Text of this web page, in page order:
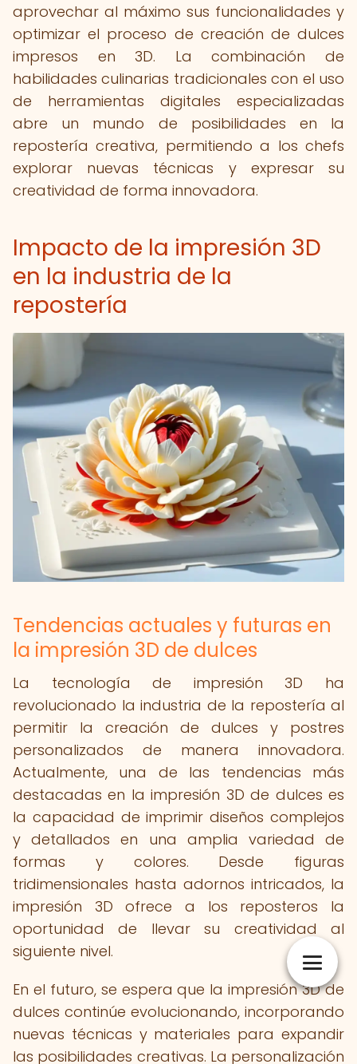
aprovechar al máximo sus funcionalidades y
optimizar el proceso de creación de dulces
impresos en 3D. La combinación de
habilidades culinarias tradicionales con el uso
de herramientas digitales especializadas
abre un mundo de posibilidades en la
repostería creativa, permitiendo a los chefs
explorar nuevas técnicas y expresar su
creatividad de forma innovadora.
Impacto de la impresión 3D
en la industria de la
repostería
Tendencias actuales y futuras en
la impresión 3D de dulces
La tecnología de impresión 3D ha
revolucionado la industria de la repostería al
permitir la creación de dulces y postres
personalizados de manera innovadora.
Actualmente, una de las tendencias más
destacadas en la impresión 3D de dulces es
la capacidad de imprimir diseños complejos
y detallados en una amplia variedad de
formas y colores. Desde figuras
tridimensionales hasta adornos intricados, la
impresión 3D ofrece a los reposteros la
oportunidad de llevar su creatividad al
siguiente nivel.
En el futuro, se espera que la impresión 3D de
dulces continúe evolucionando, incorporando
nuevas técnicas y materiales para expandir
las posibilidades creativas. La personalización